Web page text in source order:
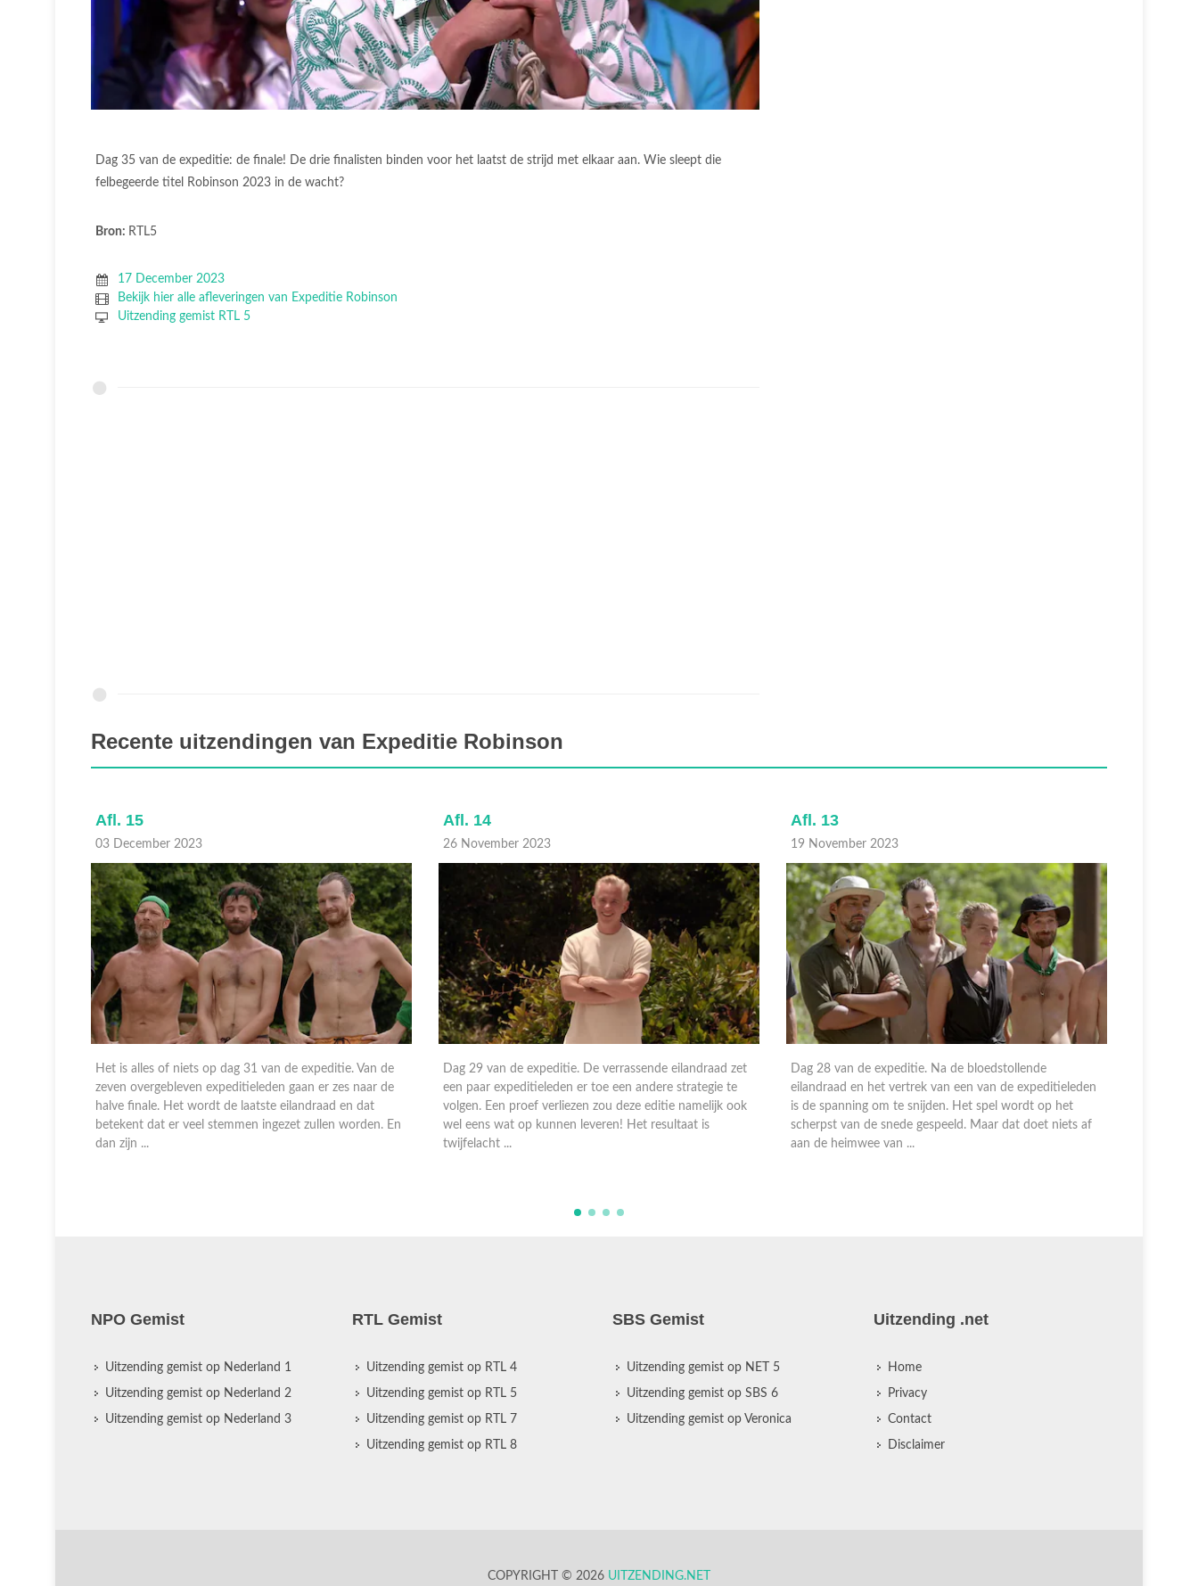
Dag 35 van de expeditie: de finale! De drie finalisten binden voor het laatst de strijd met elkaar aan. Wie sleept die
felbegeerde titel Robinson 2023 in de wacht?
Bron: RTL5
17 December 2023
Bekijk hier alle afleveringen van Expeditie Robinson
Uitzending gemist RTL 5
Recente uitzendingen van Expeditie Robinson
Afl. 15
03 December 2023
Het is alles of niets op dag 31 van de expeditie. Van de
zeven overgebleven expeditieleden gaan er zes naar de
halve finale. Het wordt de laatste eilandraad en dat
betekent dat er veel stemmen ingezet zullen worden. En
dan zijn ...
Afl. 14
26 November 2023
Dag 29 van de expeditie. De verrassende eilandraad zet
een paar expeditieleden er toe een andere strategie te
volgen. Een proef verliezen zou deze editie namelijk ook
wel eens wat op kunnen leveren! Het resultaat is
twijfelacht ...
Afl. 13
19 November 2023
Dag 28 van de expeditie. Na de bloedstollende
eilandraad en het vertrek van een van de expeditieleden
is de spanning om te snijden. Het spel wordt op het
scherpst van de snede gespeeld. Maar dat doet niets af
aan de heimwee van ...
NPO Gemist
Uitzending gemist op Nederland 1
Uitzending gemist op Nederland 2
Uitzending gemist op Nederland 3
RTL Gemist
Uitzending gemist op RTL 4
Uitzending gemist op RTL 5
Uitzending gemist op RTL 7
Uitzending gemist op RTL 8
SBS Gemist
Uitzending gemist op NET 5
Uitzending gemist op SBS 6
Uitzending gemist op Veronica
Uitzending .net
Home
Privacy
Contact
Disclaimer
COPYRIGHT © 2026 UITZENDING.NET